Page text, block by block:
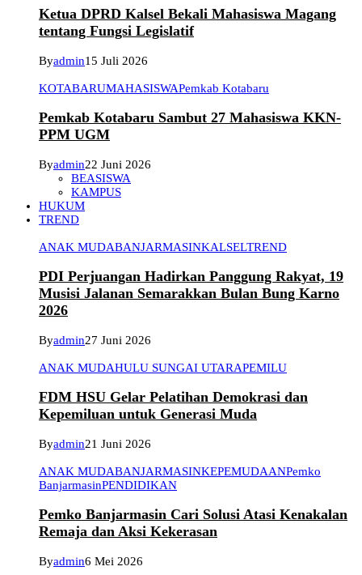
Ketua DPRD Kalsel Bekali Mahasiswa Magang
tentang Fungsi Legislatif
Byadmin15 Juli 2026
KOTABARUMAHASISWAPemkab Kotabaru
Pemkab Kotabaru Sambut 27 Mahasiswa KKN-
PPM UGM
Byadmin22 Juni 2026
BEASISWA
KAMPUS
HUKUM
TREND
ANAK MUDABANJARMASINKALSELTREND
PDI Perjuangan Hadirkan Panggung Rakyat, 19
Musisi Jalanan Semarakkan Bulan Bung Karno
2026
Byadmin27 Juni 2026
ANAK MUDAHULU SUNGAI UTARAPEMILU
FDM HSU Gelar Pelatihan Demokrasi dan
Kepemiluan untuk Generasi Muda
Byadmin21 Juni 2026
ANAK MUDABANJARMASINKEPEMUDAANPemko
BanjarmasinPENDIDIKAN
Pemko Banjarmasin Cari Solusi Atasi Kenakalan
Remaja dan Aksi Kekerasan
Byadmin6 Mei 2026